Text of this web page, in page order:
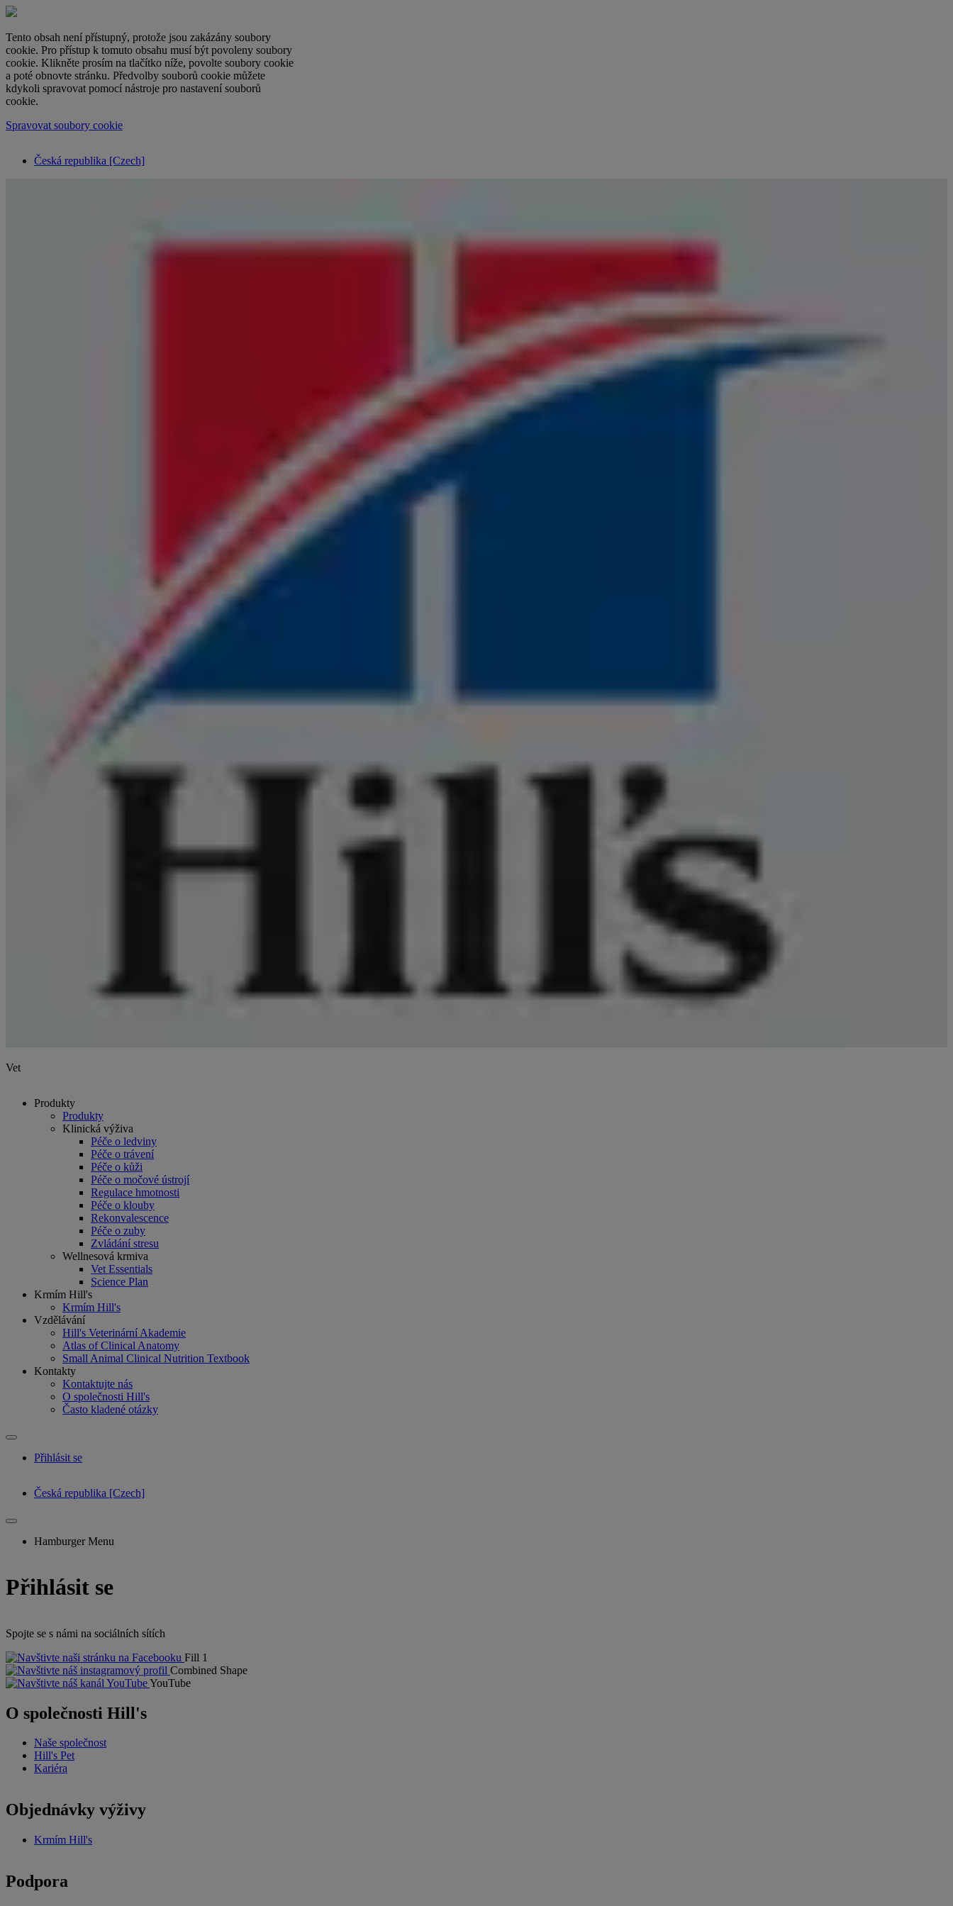
Tento obsah není přístupný, protože jsou zakázány soubory
cookie. Pro přístup k tomuto obsahu musí být povoleny soubory
cookie. Klikněte prosím na tlačítko níže, povolte soubory cookie
a poté obnovte stránku. Předvolby souborů cookie můžete
kdykoli spravovat pomocí nástroje pro nastavení souborů
cookie.
Spravovat soubory cookie
Česká republika [Czech]
Vet
Produkty
Produkty
Klinická výživa
Péče o ledviny
Péče o trávení
Péče o kůži
Péče o močové ústrojí
Regulace hmotnosti
Péče o klouby
Rekonvalescence
Péče o zuby
Zvládání stresu
Wellnesová krmiva
Vet Essentials
Science Plan
Krmím Hill's
Krmím Hill's
Vzdělávání
Hill's Veterinární Akademie
Atlas of Clinical Anatomy
Small Animal Clinical Nutrition Textbook
Kontakty
Kontaktujte nás
O společnosti Hill's
Často kladené otázky
Přihlásit se
Česká republika [Czech]
Hamburger Menu
Přihlásit se
Spojte se s námi na sociálních sítích
Fill 1
Combined Shape
YouTube
O společnosti Hill's
Naše společnost
Hill's Pet
Kariéra
Objednávky výživy
Krmím Hill's
Podpora